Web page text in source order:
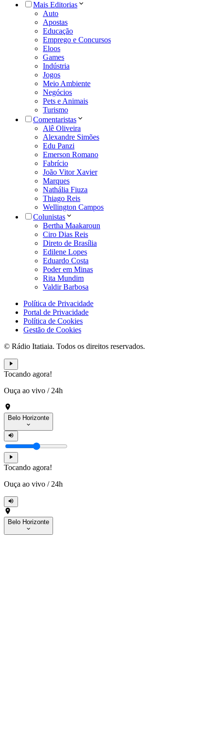
Mais Editorias
Auto
Apostas
Educação
Emprego e Concursos
Eloos
Games
Indústria
Jogos
Meio Ambiente
Negócios
Pets e Animais
Turismo
Comentaristas
Alê Oliveira
Alexandre Simões
Edu Panzi
Emerson Romano
Fabrício
João Vitor Xavier
Marques
Nathália Fiuza
Thiago Reis
Wellington Campos
Colunistas
Bertha Maakaroun
Ciro Dias Reis
Direto de Brasília
Edilene Lopes
Eduardo Costa
Poder em Minas
Rita Mundim
Valdir Barbosa
Política de Privacidade
Portal de Privacidade
Política de Cookies
Gestão de Cookies
© Rádio Itatiaia. Todos os direitos reservados.
Tocando agora!
Ouça ao vivo / 24h
Belo Horizonte
Tocando agora!
Ouça ao vivo / 24h
Belo Horizonte